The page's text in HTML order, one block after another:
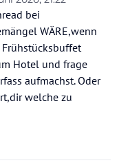
Ahotep26. Okt. 2026,
bei
WÄRE,wenn
Hotel und frage
aufmachst. Oder
welche zu